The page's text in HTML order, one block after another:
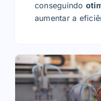
conseguindo
aumentar a